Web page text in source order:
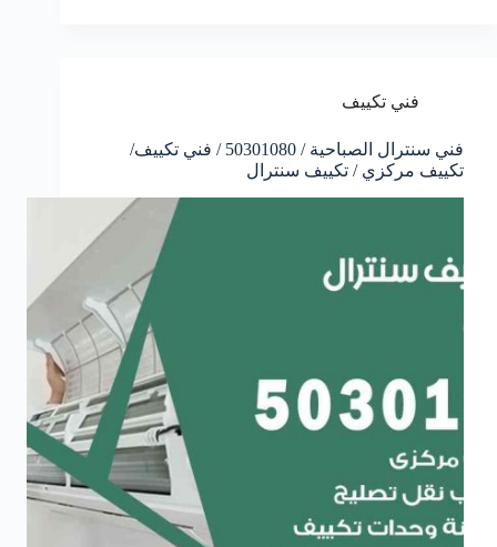
فني تكييف
فني سنترال الصباحية / 50301080 / فني تكييف/
تكييف مركزي / تكييف سنترال